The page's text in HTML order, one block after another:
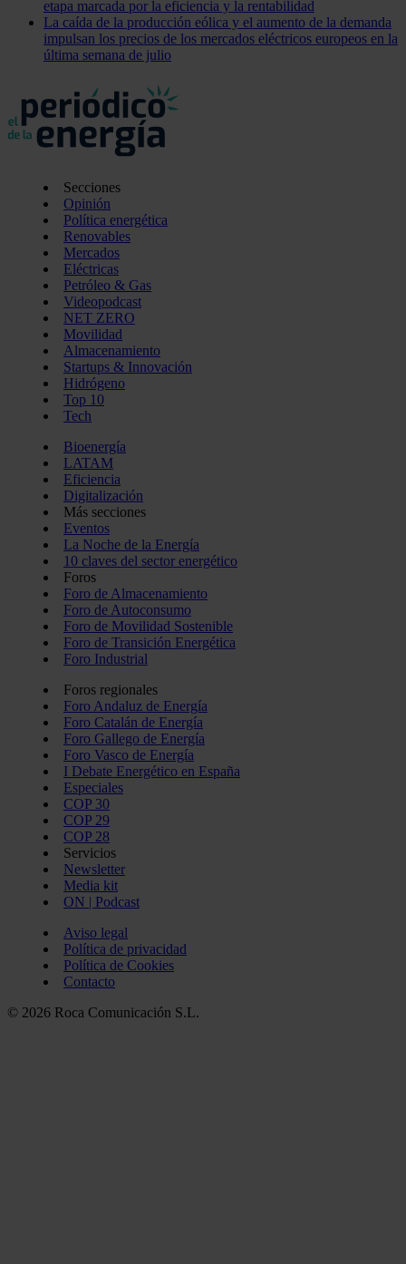
etapa marcada por la eficiencia y la rentabilidad
La caída de la producción eólica y el aumento de la demanda
impulsan los precios de los mercados eléctricos europeos en la
última semana de julio
Secciones
Opinión
Política energética
Renovables
Mercados
Eléctricas
Petróleo & Gas
Videopodcast
NET ZERO
Movilidad
Almacenamiento
Startups & Innovación
Hidrógeno
Top 10
Tech
Bioenergía
LATAM
Eficiencia
Digitalización
Más secciones
Eventos
La Noche de la Energía
10 claves del sector energético
Foros
Foro de Almacenamiento
Foro de Autoconsumo
Foro de Movilidad Sostenible
Foro de Transición Energética
Foro Industrial
Foros regionales
Foro Andaluz de Energía
Foro Catalán de Energía
Foro Gallego de Energía
Foro Vasco de Energía
I Debate Energético en España
Especiales
COP 30
COP 29
COP 28
Servicios
Newsletter
Media kit
ON | Podcast
Aviso legal
Política de privacidad
Política de Cookies
Contacto
© 2026 Roca Comunicación S.L.